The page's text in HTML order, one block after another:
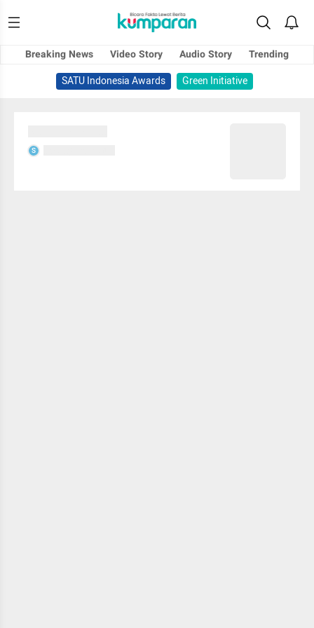
Breaking News Video Story Audio Story
Trending
SATU Indonesia Awards
Green Initiative
S